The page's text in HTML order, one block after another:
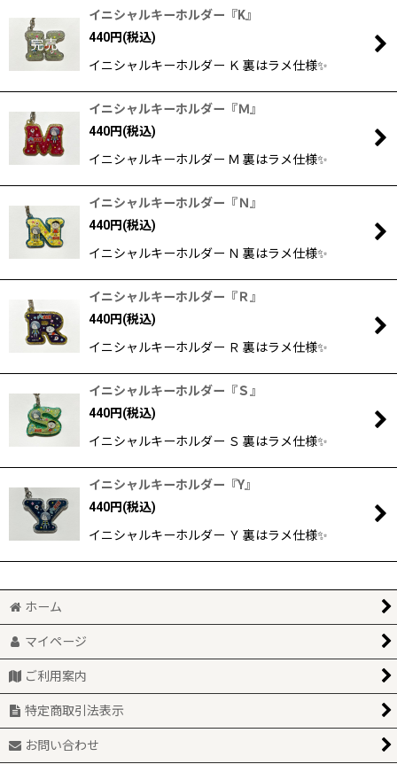
イニシャルキーホルダー『K』
440円(税込)
イニシャルキーホルダー Ｋ 裏はラメ仕様✨
イニシャルキーホルダー『Ｍ』
440円(税込)
イニシャルキーホルダー Ｍ 裏はラメ仕様✨
イニシャルキーホルダー『Ｎ』
440円(税込)
イニシャルキーホルダー Ｎ 裏はラメ仕様✨
イニシャルキーホルダー『Ｒ』
440円(税込)
イニシャルキーホルダー Ｒ 裏はラメ仕様✨
イニシャルキーホルダー『Ｓ』
440円(税込)
イニシャルキーホルダー Ｓ 裏はラメ仕様✨
イニシャルキーホルダー『Y』
440円(税込)
イニシャルキーホルダー Ｙ 裏はラメ仕様✨
ホーム
マイページ
ご利用案内
特定商取引法表示
お問い合わせ